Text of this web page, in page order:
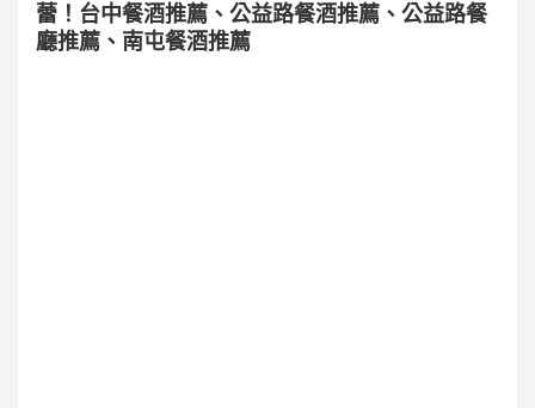
蕾！台中餐酒推薦、公益路餐酒推薦、公益路餐
廳推薦、南屯餐酒推薦